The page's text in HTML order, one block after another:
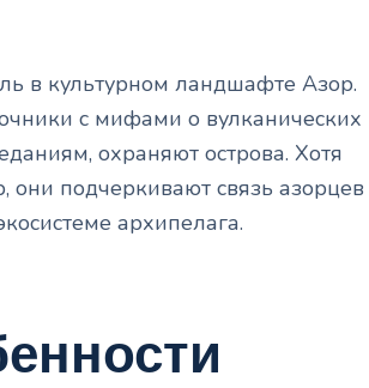
в культурном ландшафте Азор.
с мифами о вулканических
охраняют острова. Хотя
они подчеркивают связь азорцев
архипелага.